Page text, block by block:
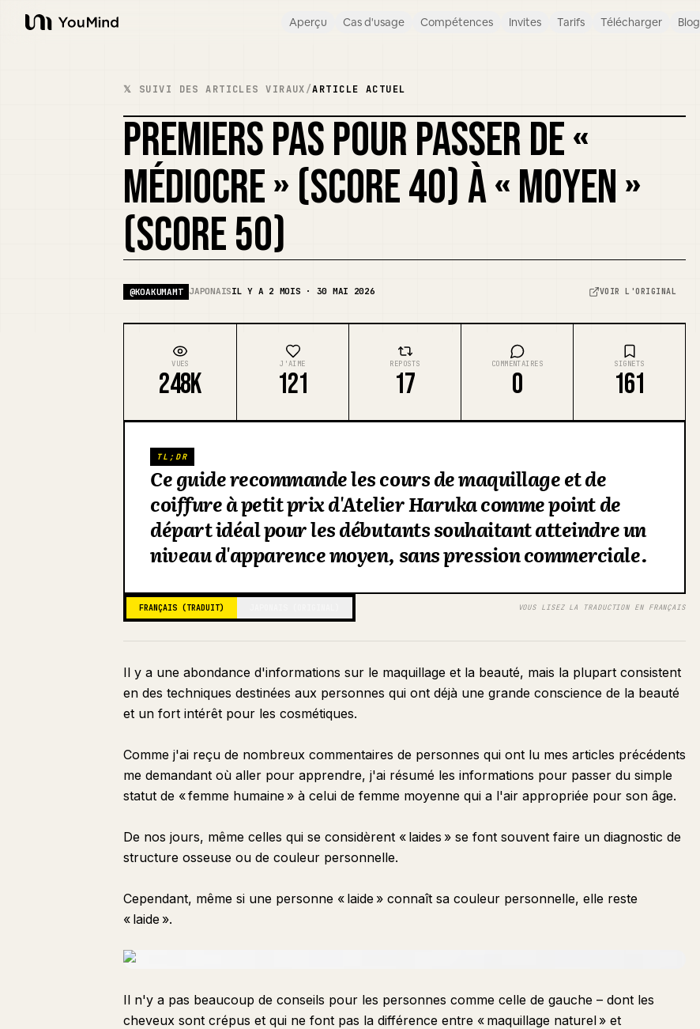
YouMind
Aperçu Cas d'usage Compétences Invites Tarifs Télécharger Blog
𝕏 SUIVI DES ARTICLES VIRAUX/ARTICLE ACTUEL
PREMIERS PAS POUR PASSER DE «
MÉDIOCRE » (SCORE 40) À « MOYEN »
(SCORE 50)
@KOAKUMAMT JAPONAISIL Y A 2 MOIS · 30 MAI 2026 VOIR L'ORIGINAL
VUES
248K
J'AIME
121
REPOSTS
17
COMMENTAIRES
0
SIGNETS
161
TL;DR
Ce guide recommande les cours de maquillage et de
coiffure à petit prix d'Atelier Haruka comme point de
départ idéal pour les débutants souhaitant atteindre un
niveau d'apparence moyen, sans pression commerciale.
FRANÇAIS (TRADUIT) VOUS LISEZ LA TRADUCTION EN FRANÇAIS
Il y a une abondance d'informations sur le maquillage et la beauté, mais la plupart consistent
en des techniques destinées aux personnes qui ont déjà une grande conscience de la beauté
et un fort intérêt pour les cosmétiques.
Comme j'ai reçu de nombreux commentaires de personnes qui ont lu mes articles précédents
me demandant où aller pour apprendre, j'ai résumé les informations pour passer du simple
statut de « femme humaine » à celui de femme moyenne qui a l'air appropriée pour son âge.
De nos jours, même celles qui se considèrent « laides » se font souvent faire un diagnostic de
structure osseuse ou de couleur personnelle.
Cependant, même si une personne « laide » connaît sa couleur personnelle, elle reste
« laide ».
Il n'y a pas beaucoup de conseils pour les personnes comme celle de gauche – dont les
cheveux sont crépus et qui ne font pas la différence entre « maquillage naturel » et